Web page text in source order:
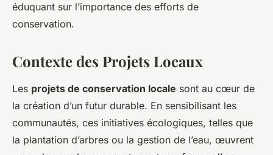
éduquant sur l’importance des efforts de
conservation.
Contexte des Projets Locaux
Les projets de conservation locale sont au cœur de
la création d’un futur durable. En sensibilisant les
communautés, ces initiatives écologiques, telles que
la plantation d’arbres ou la gestion de l’eau, œuvrent